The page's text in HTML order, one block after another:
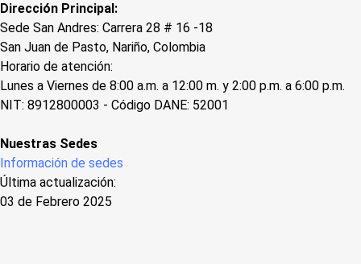
Dirección Principal:
Sede San Andres: Carrera 28 # 16 -18
San Juan de Pasto, Nariño, Colombia
Horario de atención:
Lunes a Viernes de 8:00 a.m. a 12:00 m. y 2:00 p.m. a 6:00 p.m.
NIT: 8912800003 - Código DANE: 52001
Nuestras Sedes
Información de sedes
Última actualización:
03 de Febrero 2025